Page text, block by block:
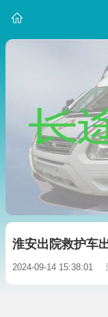
淮安出院救护车
2024-09-14 15:38:01